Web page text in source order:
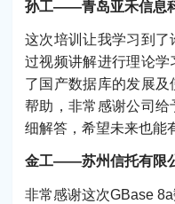
孙工——青岛亚禾信息
这次培训让我学习到了
过视频讲解进行理论
了国产数据库的发展
帮助，非常感谢公司
细解答，希望未来也能
金工——苏州信托有限
非常感谢这次GBase